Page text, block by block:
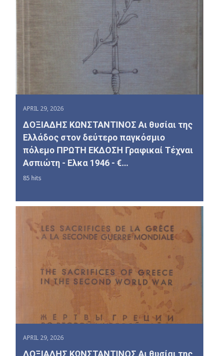
APRIL 29, 2026
ΔΟΞΙΑΔΗΣ ΚΩΝΣΤΑΝΤΙΝΟΣ Αι θυσίαι της
Ελλάδος στον δεύτερο παγκόσμιο
πόλεμο ΠΡΩΤΗ ΕΚΔΟΣΗ Γραφικαί Τέχναι
Ασπιώτη - Ελκα 1946 - €…
85 hits
APRIL 29, 2026
ΔΟΞΙΑΔΗΣ ΚΩΝΣΤΑΝΤΙΝΟΣ Αι θυσίαι της